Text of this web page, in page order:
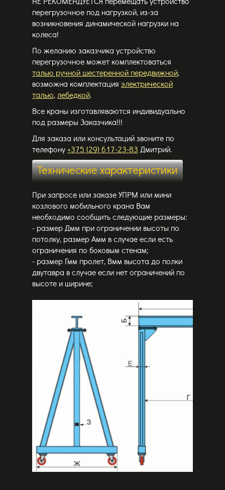
перегрузочное под нагрузкой, из-за
возникновения динамической нагрузки на
колеса!
По желанию заказчика устройство
перегрузочное может комплектоваться
талью ручной шестеренной передвижной,
возможна комплектация электрической
талью, лебедкой.
Все краны изготавляваются индивидуально
под размеры Заказчика!!!
Для заказа или консультацийзвоните по
телефону+375 (29) 617-23-83 Дмитрий.
Технические характеристики
При запросе или заказе УПРМ или мини
козлового мобильного крана Вам
необходимо сообщить следующие размеры:
- размер Дмм при ограничении высоты по
потолку, размер Амм в случае если есть
ограничения по боковым стенам;
- размер Гмм пролет, Вмм высота до полки
двутавра в случае если нет ограничений по
высоте и ширине;